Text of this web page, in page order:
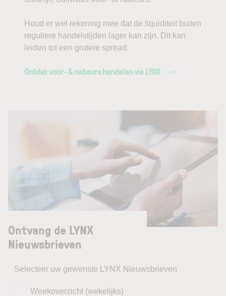
Houd er wel rekening mee dat de liquiditeit buiten
reguliere handelstijden lager kan zijn. Dit kan
leiden tot een grotere spread.
Ontdek voor- & nabeurs handelen via LYNX
Ontvang de LYNX
Nieuwsbrieven
Selecteer uw gewenste LYNX Nieuwsbrieven
Weekoverzicht (wekelijks)